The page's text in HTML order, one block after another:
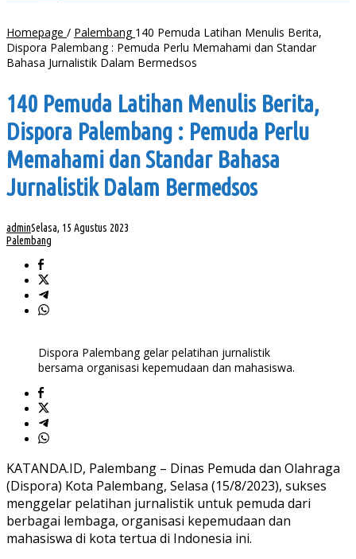
Homepage / Palembang 140 Pemuda Latihan Menulis Berita,
Dispora Palembang : Pemuda Perlu Memahami dan Standar
Bahasa Jurnalistik Dalam Bermedsos
140 Pemuda Latihan Menulis Berita,
Dispora Palembang : Pemuda Perlu
Memahami dan Standar Bahasa
Jurnalistik Dalam Bermedsos
adminSelasa, 15 Agustus 2023
Palembang
Dispora Palembang gelar pelatihan jurnalistik
bersama organisasi kepemudaan dan mahasiswa.
KATANDA.ID, Palembang – Dinas Pemuda dan Olahraga
(Dispora) Kota Palembang, Selasa (15/8/2023), sukses
menggelar pelatihan jurnalistik untuk pemuda dari
berbagai lembaga, organisasi kepemudaan dan
mahasiswa di kota tertua di Indonesia ini.